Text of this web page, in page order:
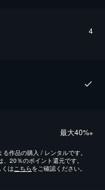
4
最⼤40%※
作品の購入 / レンタルです。
20％のポイント還元です。
はこちらをご確認ください。